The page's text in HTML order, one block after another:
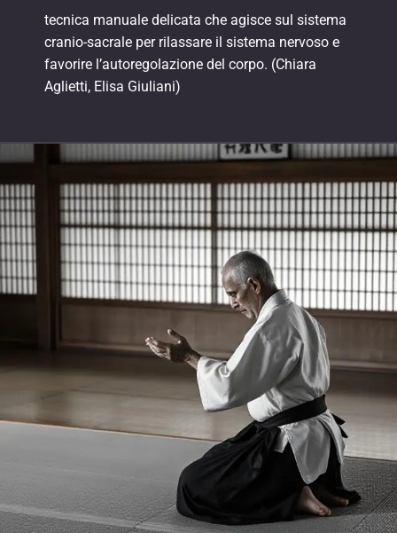
tecnica manuale delicata che agisce sul sistema
cranio-sacrale per rilassare il sistema nervoso e
favorire l’autoregolazione del corpo. (Chiara
Aglietti, Elisa Giuliani)